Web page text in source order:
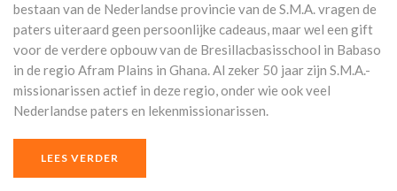
bestaan van de Nederlandse provincie van de S.M.A. vragen de
paters uiteraard geen persoonlijke cadeaus, maar wel een gift
voor de verdere opbouw van de Bresillacbasisschool in Babaso
in de regio Afram Plains in Ghana. Al zeker 50 jaar zijn S.M.A.-
missionarissen actief in deze regio, onder wie ook veel
Nederlandse paters en lekenmissionarissen.
LEES VERDER